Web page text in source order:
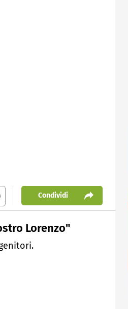
Condividi
Lorenzo"